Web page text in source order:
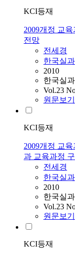
KCI등재
2009개정 교
전망
전세경
한국실
2010
한국실
Vol.23
원문보기
KCI등재
2009개정 교
과 교육과정
전세경
한국실
2010
한국실
Vol.23
원문보기
KCI등재